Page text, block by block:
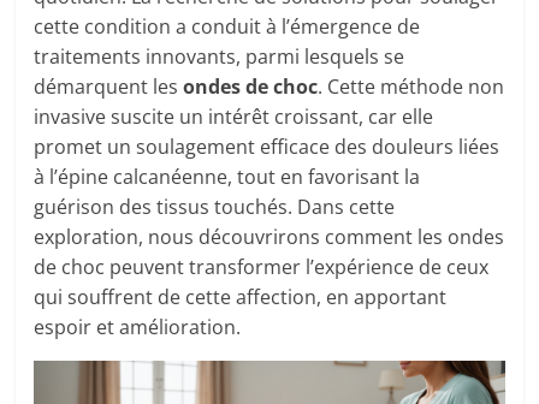
cette condition a conduit à l’émergence de
traitements innovants, parmi lesquels se
démarquent lesondes de choc. Cette méthode non
invasive suscite un intérêt croissant, car elle
promet un soulagement efficace des douleurs liées
à l’épine calcanéenne, tout en favorisant la
guérison des tissus touchés. Dans cette
exploration, nous découvrirons comment les ondes
de choc peuvent transformer l’expérience de ceux
qui souffrent de cette affection, en apportant
espoir et amélioration.